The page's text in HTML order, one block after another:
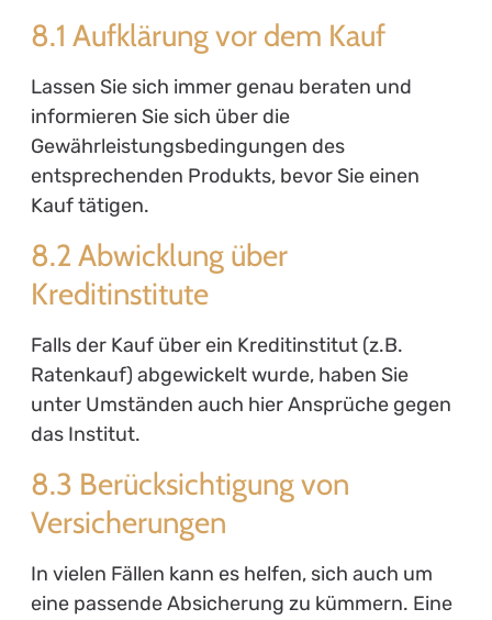
8.1 Aufklärung vor dem Kauf
Lassen Sie sich immer genau beraten und
informieren Sie sich über die
Gewährleistungsbedingungen des
entsprechenden Produkts, bevor Sie einen
Kauf tätigen.
8.2 Abwicklung über
Kreditinstitute
Falls der Kauf über ein Kreditinstitut (z.B.
Ratenkauf) abgewickelt wurde, haben Sie
unter Umständen auch hier Ansprüche gegen
das Institut.
8.3 Berücksichtigung von
Versicherungen
In vielen Fällen kann es helfen, sich auch um
eine passende Absicherung zu kümmern. Eine